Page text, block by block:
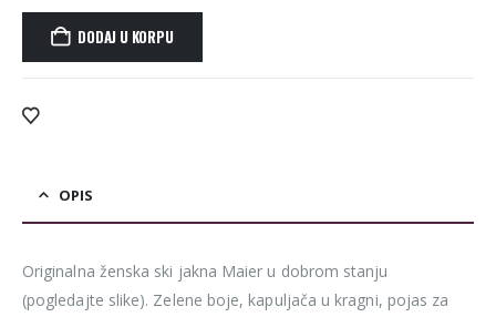
DODAJ U KORPU
Alternative:
OPIS
Originalna ženska ski jakna Maier u dobrom stanju
(pogledajte slike). Zelene boje, kapuljača u kragni, pojas za